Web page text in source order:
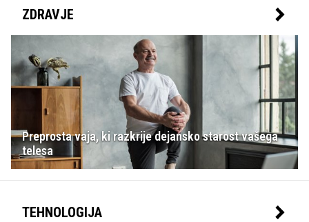
ZDRAVJE
Preprosta vaja, ki razkrije dejansko starost vašega
telesa
TEHNOLOGIJA